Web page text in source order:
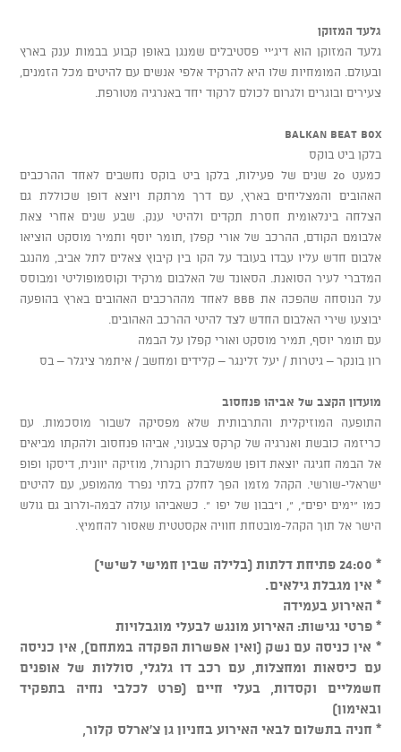
גלעד המזוקן
גלעד המזוקן הוא דיג'יי פסטיבלים שמנגן באופן קבוע בבמות ענק בארץ
ובעולם. המומחיות שלו היא להרקיד אלפי אנשים עם להיטים מכל הזמנים,
צעירים ובוגרים ולגרום לכולם לרקוד יחד באנרגיה מטורפת.
BALKAN BEAT BOX
בלקן ביט בוקס
כמעט 20 שנים של פעילות, בלקן ביט בוקס נחשבים לאחד ההרכבים
האהובים והמצליחים בארץ, עם דרך מרתקת ויוצא דופן שכוללת גם
הצלחה בינלאומית חסרת תקדים ולהיטי ענק. שבע שנים אחרי צאת
אלבומם הקודם, ההרכב של אורי קפלן ,תומר יוסף ותמיר מוסקט הוציאו
אלבום חדש עליו עבדו בעובד על הקו בין קיבוץ צאלים לתל אביב, מהנגב
המדברי לעיר הסואנת. הסאונד של האלבום מרקיד וקוסמופוליטי ומבוסס
על הנוסחה שהפכה את BBB לאחד מההרכבים האהובים בארץ בהופעה
יבוצעו שירי האלבום החדש לצד להיטי ההרכב האהובים.
עם תומר יוסף, תמיר מוסקט ואורי קפלן על הבמה
רון בונקר – גיטרות / יעל זלינגר – קלידים ומחשב / איתמר ציגלר – בס
מועדון הקצב של אביהו פנחסוב
התופעה המוזיקלית והתרבותית שלא מפסיקה לשבור מוסכמות. עם
כריזמה כובשת ואנרגיה של קרקס צבעוני, אביהו פנחסוב ולהקתו מביאים
אל הבמה חגיגה יוצאת דופן שמשלבת רוקנרול, מוזיקה יוונית, דיסקו ופופ
ישראלי-שורשי. הקהל מזמן הפך לחלק בלתי נפרד מהמופע, עם להיטים
כמו "ימים יפים", ", ו"בבון של יפו ". כשאביהו עולה לבמה-ולרוב גם גולש
הישר אל תוך הקהל-מובטחת חוויה אקסטטית שאסור להחמיץ.
* 24:00 פתיחת דלתות (בלילה שבין חמישי לשישי)
* אין מגבלת גילאים.
* האירוע בעמידה
* פרטי נגישות: האירוע מונגש לבעלי מוגבלויות
* אין כניסה עם נשק (ואין אפשרות הפקדה במתחם), אין כניסה
עם כיסאות ומחצלות, עם רכב דו גלגלי, סוללות של אופנים
חשמליים וקסדות, בעלי חיים (פרט לכלבי נחיה בתפקיד
ובאימון)
* חניה בתשלום לבאי האירוע בחניון גן צ'ארלס קלור,